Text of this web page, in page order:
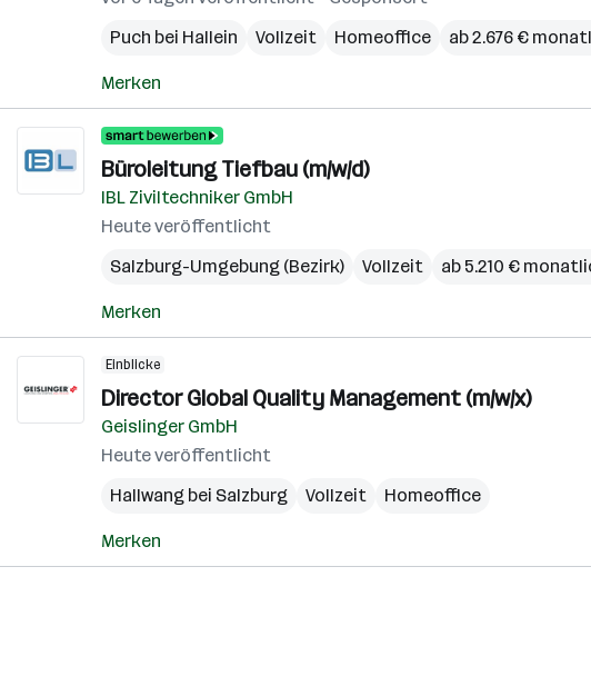
Puch bei Hallein
Vollzeit Homeoffice ab 2.676 €
Merken
Büroleitung Tiefbau (m/w/d)
IBL Ziviltechniker GmbH
Heute veröffentlicht
Salzburg-Umgebung (Bezirk)
Vollzeit ab 5.210 €
Merken
Einblicke
Director Global Quality Management (m/w/x)
Geislinger GmbH
Heute veröffentlicht
Hallwang bei Salzburg
Vollzeit Homeoffice
Merken